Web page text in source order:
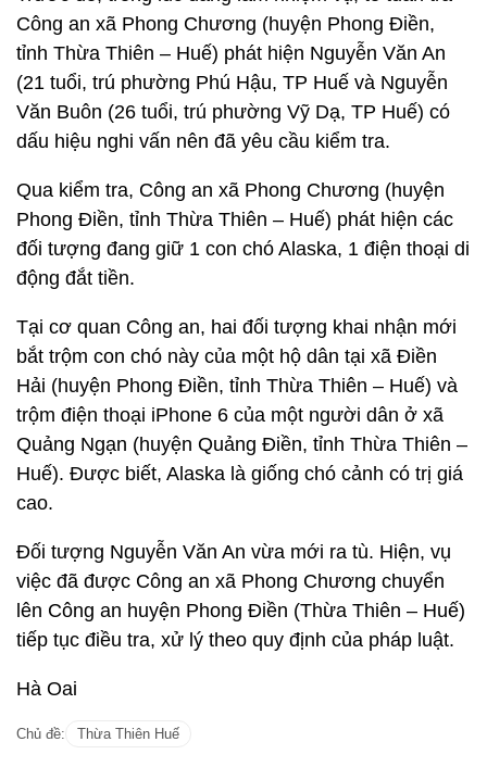
Công an xã Phong Chương (huyện Phong Điền,
tỉnh Thừa Thiên – Huế) phát hiện Nguyễn Văn An
(21 tuổi, trú phường Phú Hậu, TP Huế và Nguyễn
Văn Buôn (26 tuổi, trú phường Vỹ Dạ, TP Huế) có
dấu hiệu nghi vấn nên đã yêu cầu kiểm tra.
Qua kiểm tra, Công an xã Phong Chương (huyện
Phong Điền, tỉnh Thừa Thiên – Huế) phát hiện các
đối tượng đang giữ 1 con chó Alaska, 1 điện thoại di
động đắt tiền.
Tại cơ quan Công an, hai đối tượng khai nhận mới
bắt trộm con chó này của một hộ dân tại xã Điền
Hải (huyện Phong Điền, tỉnh Thừa Thiên – Huế) và
trộm điện thoại iPhone 6 của một người dân ở xã
Quảng Ngạn (huyện Quảng Điền, tỉnh Thừa Thiên –
Huế). Được biết, Alaska là giống chó cảnh có trị giá
cao.
Đối tượng Nguyễn Văn An vừa mới ra tù. Hiện, vụ
việc đã được Công an xã Phong Chương chuyển
lên Công an huyện Phong Điền (Thừa Thiên – Huế)
tiếp tục điều tra, xử lý theo quy định của pháp luật.
Hà Oai
Chủ đề: Thừa Thiên Huế